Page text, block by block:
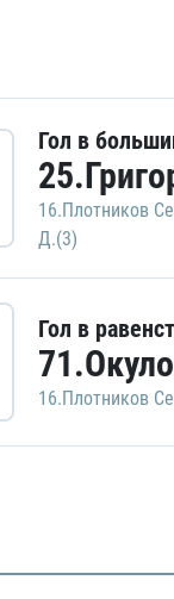
Гол в
16.Плотников
Д.(3)
Гол в
16.Плотников